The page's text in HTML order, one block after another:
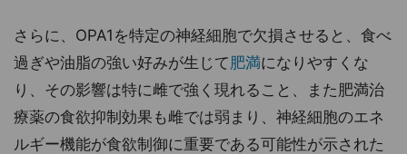
さらに、OPA1を特定の神経細胞で欠損させると、食べ
過ぎや油脂の強い好みが生じて肥満になりやすくな
り、その影響は特に雌で強く現れること、また肥満治
療薬の食欲抑制効果も雌では弱まり、神経細胞のエネ
ルギー機能が食欲制御に重要である可能性が示された